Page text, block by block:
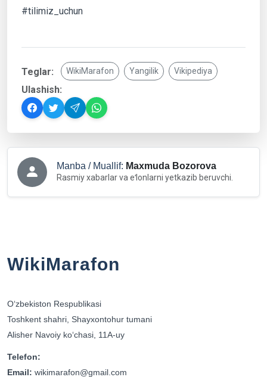
#tilimiz_uchun
Teglar: WikiMarafon Yangilik Vikipediya
Ulashish:
Manba / Muallif: Maxmuda Bozorova
Rasmiy xabarlar va eʻlonlarni yetkazib beruvchi.
WikiMarafon
Oʻzbekiston Respublikasi
Toshkent shahri, Shayxontohur tumani
Alisher Navoiy koʻchasi, 11A-uy
Telefon:
Email: wikimarafon@gmail.com